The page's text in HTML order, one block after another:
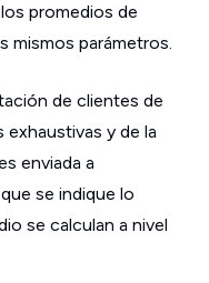
promedios de
mismos parámetros.
de clientes de
exhaustivas y de la
enviada a
se indique lo
se calculan a nivel